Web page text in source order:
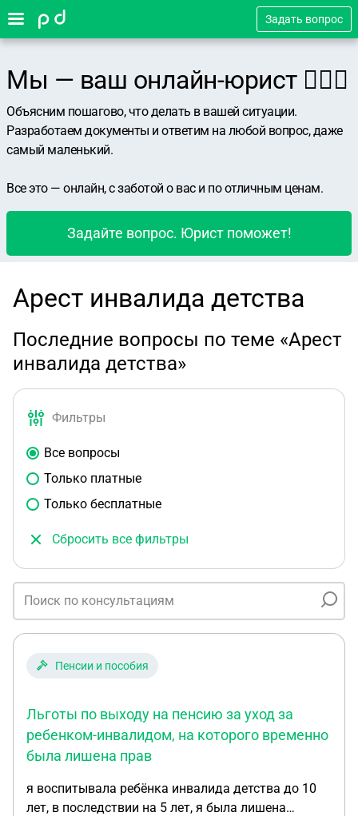
Задать вопрос
Мы — ваш онлайн-юрист 👨🏻‍⚖️
Объясним пошагово, что делать в вашей ситуации.
Разработаем документы и ответим на любой вопрос, даже
самый маленький.
Все это — онлайн, с заботой о вас и по отличным ценам.
Задайте вопрос. Юрист поможет!
Арест инвалида детства
Последние вопросы по теме «Арест
инвалида детства»
Фильтры
Все вопросы
Только платные
Только бесплатные
Сбросить все фильтры
Пенсии и пособия
Льготы по выходу на пенсию за уход за
ребенком-инвалидом, на которого временно
была лишена прав
я воспитывала ребёнка инвалида детства до 10
лет, в последствии на 5 лет, я была лишена